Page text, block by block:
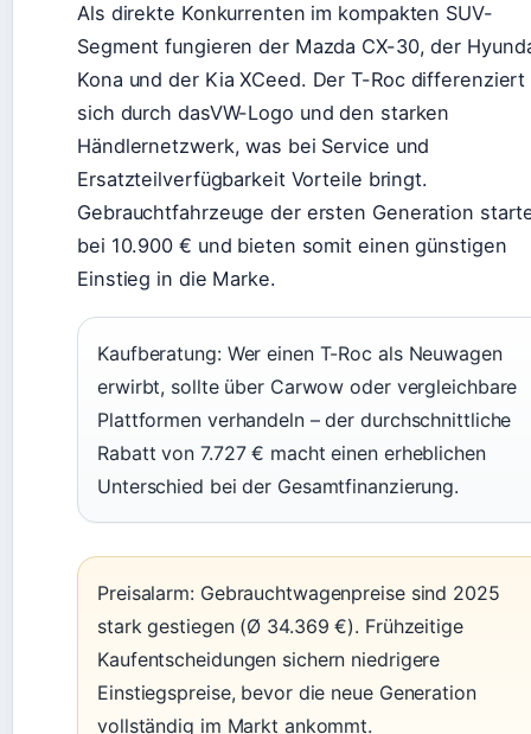
Als direkte Konkurrenten im kompakten SUV-
Segment fungieren der Mazda CX-30, der
Kona und der Kia XCeed. Der T-Roc differenziert
sich durch dasVW-Logo und den starken
Händlernetzwerk, was bei Service und
Ersatzteilverfügbarkeit Vorteile bringt.
Gebrauchtfahrzeuge der ersten Generation
bei 10.900 € und bieten somit einen günstigen
Einstieg in die Marke.
Kaufberatung: Wer einen T-Roc als Neuwagen
erwirbt, sollte über Carwow oder vergleichbare
Plattformen verhandeln – der durchschnittliche
Rabatt von 7.727 € macht einen erheblichen
Unterschied bei der Gesamtfinanzierung.
Preisalarm: Gebrauchtwagenpreise sind 2025
stark gestiegen (Ø 34.369 €). Frühzeitige
Kaufentscheidungen sichern niedrigere
Einstiegspreise, bevor die neue Generation
vollständig im Markt ankommt.